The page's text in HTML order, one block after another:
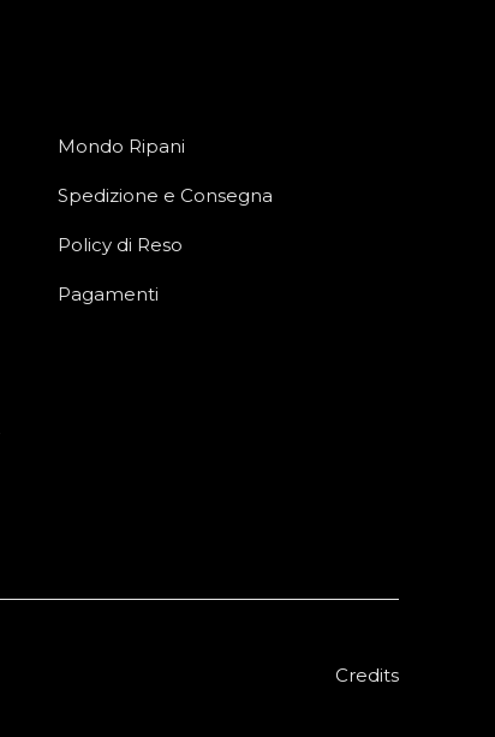
Mondo Ripani
Spedizione e Consegna
Policy di Reso
Pagamenti
Credits